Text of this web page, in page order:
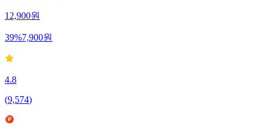
12,900원
39%7,900원
4.8
(9,574)